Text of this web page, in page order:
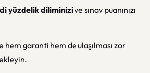
yüzdelik diliminizive sınav puanınızı
hem garanti hem de ulaşılması zor